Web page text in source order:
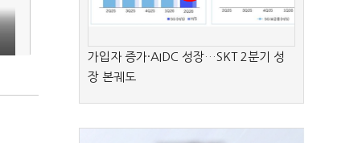
가입자 증가·AIDC 성장…SKT 2분기 성
장 본궤도